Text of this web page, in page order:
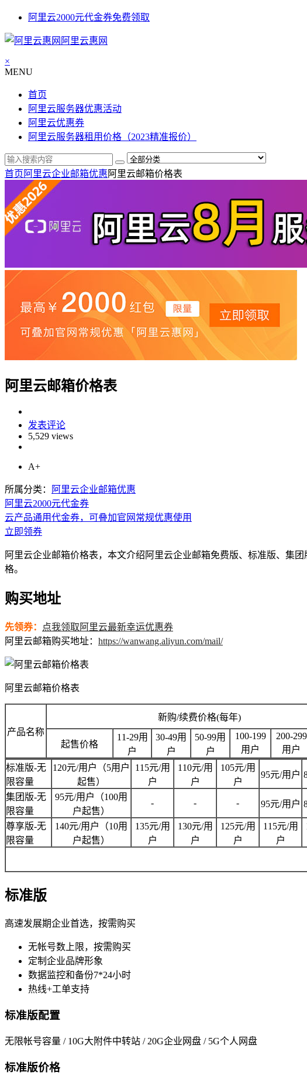
阿里云2000元代金券免费领取
阿里云惠网
×
MENU
首页
阿里云服务器优惠活动
阿里云优惠券
阿里云服务器租用价格（2023精准报价）
首页 阿里云企业邮箱优惠 阿里云邮箱价格表
阿里云邮箱价格表
发表评论
5,529 views
A+
所属分类：
阿里云企业邮箱优惠
阿里云2000元代金券
云产品通用代金券，可叠加官网常规优惠使用
立即领券
阿里云企业邮箱价格表，本文介绍阿里云企业邮箱免费版、标准版、集
格。
购买地址
先领券：
点我领取阿里云最新幸运优惠券
阿里云邮箱购买地址： https://wanwang.aliyun.com/mail/
阿里云邮箱价格表
产品名称
新购/续费价格(每年)
起售价格
11-29用
户
30-49用
户
50-99用
户
100-199
用户
200-299
用户
标准版-无
限容量
120元/用户（5用户
起售）
115元/用
户
110元/用
户
105元/用
户
95元/用户
集团版-无
限容量
95元/用户（100用
户起售）
- - - 95元/用户
尊享版-无
限容量
140元/用户（10用
户起售）
135元/用
户
130元/用
户
125元/用
户
115元/用
户
标准版
高速发展期企业首选，按需购买
无帐号数上限，按需购买
定制企业品牌形象
数据监控和备份7*24小时
热线+工单支持
标准版配置
无限帐号容量 / 10G大附件中转站 / 20G企业网盘 / 5G个人网盘
标准版价格